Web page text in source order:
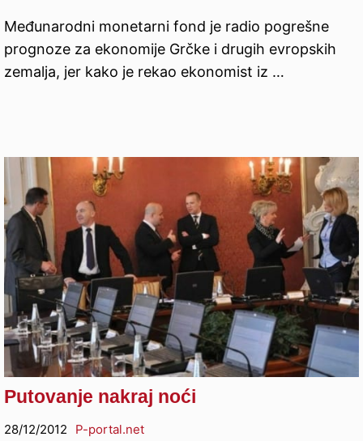
Međunarodni monetarni fond je radio pogrešne
prognoze za ekonomije Grčke i drugih evropskih
zemalja, jer kako je rekao ekonomist iz …
Putovanje nakraj noći
28/12/2012 P-portal.net